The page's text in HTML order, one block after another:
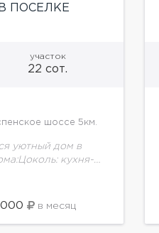
ПОСЕЛКЕ
участок
22 сот.
шоссе 5км.
уютный дом в
кухня-
зона (сауна,
зал,
в месяц